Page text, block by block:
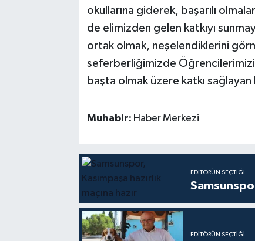
okullarına giderek, başarılı
de elimizden gelen katkıyı
ortak olmak, neşelendiklerini
seferberliğimizde
başta olmak üzere katkı
Muhabir: Haber Merkezi
EDITÖRÜN SEÇTIĞI
EDITÖRÜN SEÇTIĞI